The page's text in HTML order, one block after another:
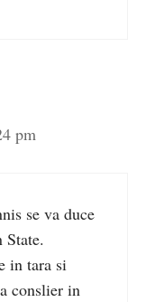
pm
se va duce
in tara si
conslier in